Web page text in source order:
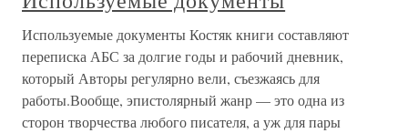
Используемые документы Костяк книги составляют
переписка АБС за долгие годы и рабочий дневник,
который Авторы регулярно вели, съезжаясь для
работы.Вообще, эпистолярный жанр — это одна из
сторон творчества любого писателя, а уж для пары